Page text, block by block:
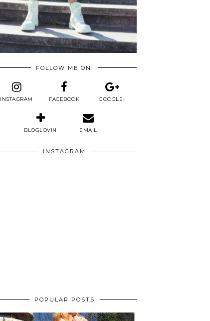
FOLLOW ME ON:
INSTAGRAM FACEBOOK GOOGLE+
BLOGLOVIN EMAIL
INSTAGRAM
POPULAR POSTS